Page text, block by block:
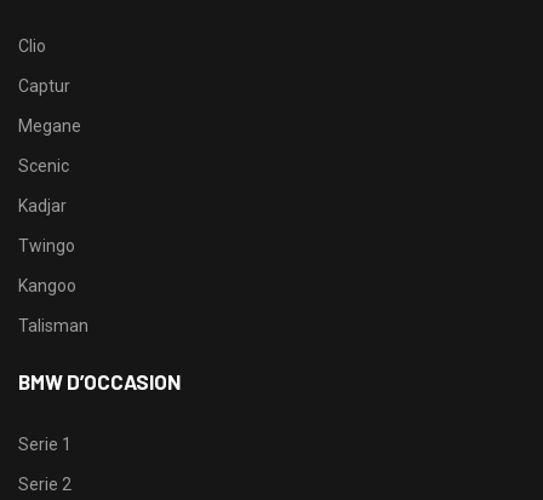
Clio
Captur
Megane
Scenic
Kadjar
Twingo
Kangoo
Talisman
BMW D’OCCASION
Serie 1
Serie 2